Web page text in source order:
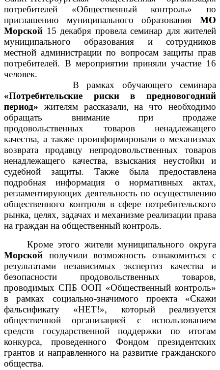
потребителей «Общественный контроль» по
приглашению муниципального образования МО
Морской 15 декабря провела семинар для жителей
муниципального образования и сотрудников
местной администрации по вопросам защиты прав
потребителей. В мероприятии приняли участие 16
человек.
В рамках обучающего семинара
«Потребительские риски в предновогодний
период» жителям рассказали, на что необходимо
обращать внимание при продаже
продовольственных товаров ненадлежащего
качества, а также проинформировали о механизмах
возврата продавцу непродовольственных товаров
ненадлежащего качества, взыскания неустойки и
судебной защиты. Также была предоставлена
подробная информация о нормативных актах,
регламентирующих деятельность по осуществлению
общественного контроля в сфере потребительского
рынка, целях, задачах и механизме реализации права
на граждан на общественный контроль.
Кроме этого жители муниципального округа
Морской получили возможность ознакомиться с
результатами независимых экспертиз качества и
безопасности продовольственных товаров,
проводимых СПБ ООП «Общественный контроль»
в рамках социально-значимого проекта «Скажи
фальсификату «НЕТ!», который реализуется
общественной организацией с использованием
средств государственной поддержки по итогам
конкурса, проведенного Фондом президентских
грантов и направленного на развитие гражданского
общества.